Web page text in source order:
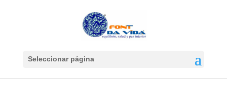
Seleccionar página